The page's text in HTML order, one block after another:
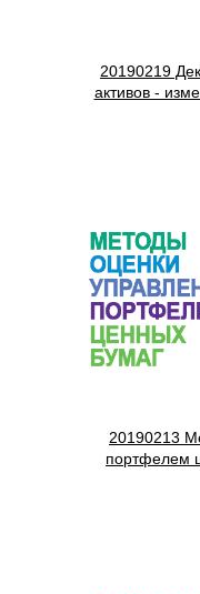
20190219
активов -
20190213
портфелем